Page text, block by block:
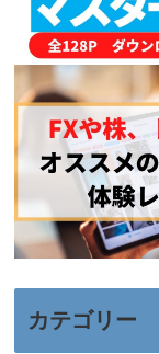
カテゴリー